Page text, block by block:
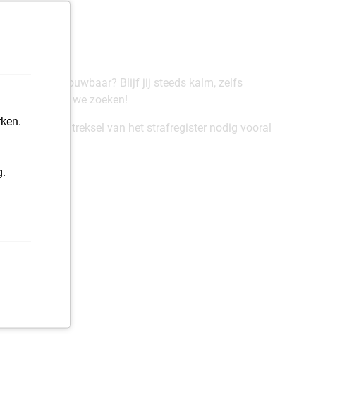
Ben jij betrouwbaar? Blijf jij steeds kalm, zelfs
ben jij wat we zoeken!
we een uitreksel van het strafregister nodig vooral